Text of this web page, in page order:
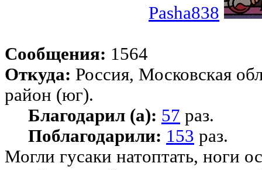
Pasha838
Сообщения: 1564
Откуда: Россия, Московская
район (юг).
Благодарил (а): 57 раз.
Поблагодарили: 153 раз.
Могли гусаки натоптать, ноги